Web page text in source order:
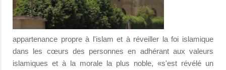
appartenance propre à l'islam et à réveiller la foi islamique
dans les cœurs des personnes en adhérant aux valeurs
islamiques et à la morale la plus noble, «s'est révélé un